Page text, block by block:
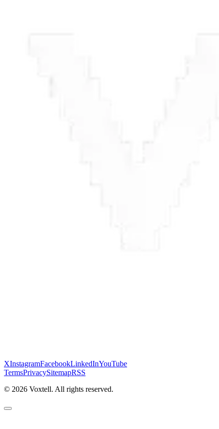
XInstagramFacebookLinkedInYouTube
TermsPrivacySitemapRSS
© 2026 Voxtell. All rights reserved.